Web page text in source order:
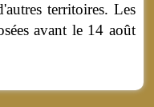
territoires. Les
avant le 14 août